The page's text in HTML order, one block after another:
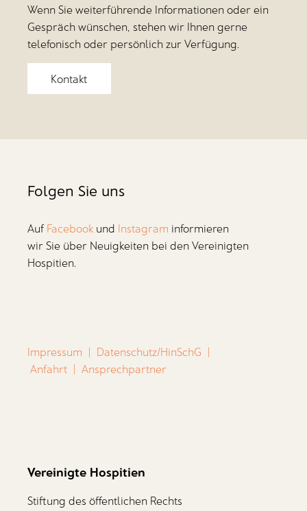
Wenn Sie weiterführende Informationen oder ein
Gespräch wünschen, stehen wir Ihnen gerne
telefonisch oder persönlich zur Verfügung.
Kontakt
Folgen Sie uns
Auf Facebook und Instagram informieren
wir Sie über Neuigkeiten bei den Vereinigten
Hospitien.
Impressum | Datenschutz/HinSchG |
Anfahrt | Ansprechpartner
Vereinigte Hospitien
Stiftung des öffentlichen Rechts